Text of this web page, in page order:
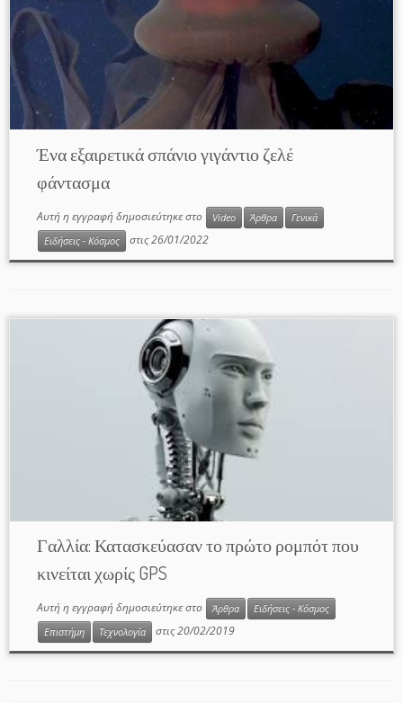
Ένα εξαιρετικά σπάνιο γιγάντιο ζελέ
φάντασμα
Αυτή η εγγραφή δημοσιεύτηκε στο Video Άρθρα
Γενικά
Ειδήσεις - Κόσμος
στις26/01/2022
Γαλλία: Κατασκεύασαν το πρώτο ρομπότ που
κινείται χωρίς GPS
Αυτή η εγγραφή δημοσιεύτηκε στο Άρθρα
Ειδήσεις - Κόσμος
Επιστήμη
Τεχνολογία στις20/02/2019